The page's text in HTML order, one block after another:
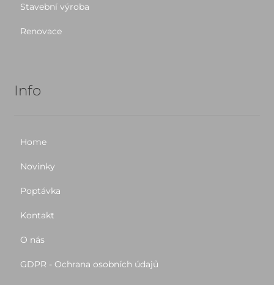
Stavební výroba
Renovace
Info
Home
Novinky
Poptávka
Kontakt
O nás
GDPR - Ochrana osobních údajů